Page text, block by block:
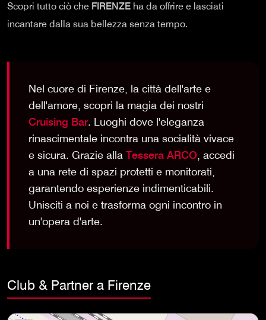
Scopri tutto ciò che FIRENZE ha da offrire e lasciati
incantare dalla sua bellezza senza tempo.
Nel cuore di Firenze, la città dell'arte e
dell'amore, scopri la magia dei nostri
Cruising Bar. Luoghi dove l'eleganza
rinascimentale incontra una socialità vivace
e sicura. Grazie alla Tessera ARCO , accedi
a una rete di spazi protetti e monitorati,
garantendo esperienze indimenticabili.
Unisciti a noi e trasforma ogni incontro in
un'opera d'arte.
Club & Partner a Firenze